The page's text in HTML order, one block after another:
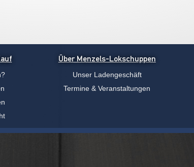
Über Menzels-Lokschuppen
Unser Ladengeschäft
Termine & Veranstaltungen